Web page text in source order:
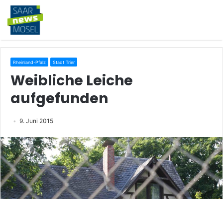
Rheinland-Pfalz Stadt Trier
Weibliche Leiche
aufgefunden
9. Juni 2015